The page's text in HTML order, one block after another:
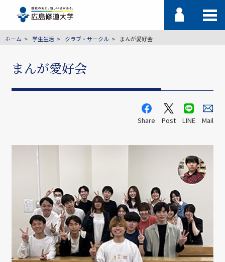
ホーム 学生生活 クラブ・サークル まんが愛好会
まんが愛好会
Share Post LINE Mail